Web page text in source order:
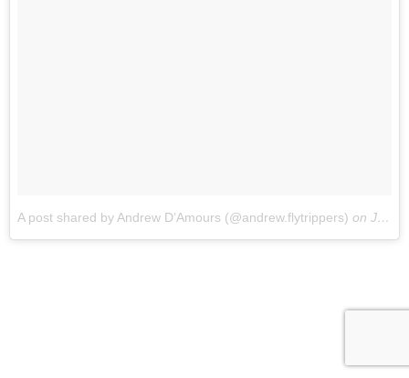
A post shared by Andrew D’Amours (@andrew.flytrippers) on Jan 24, 2018 at 3:21pm PST